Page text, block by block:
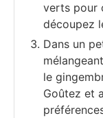
verts pour
découpez
Dans un
le
Goûtez et